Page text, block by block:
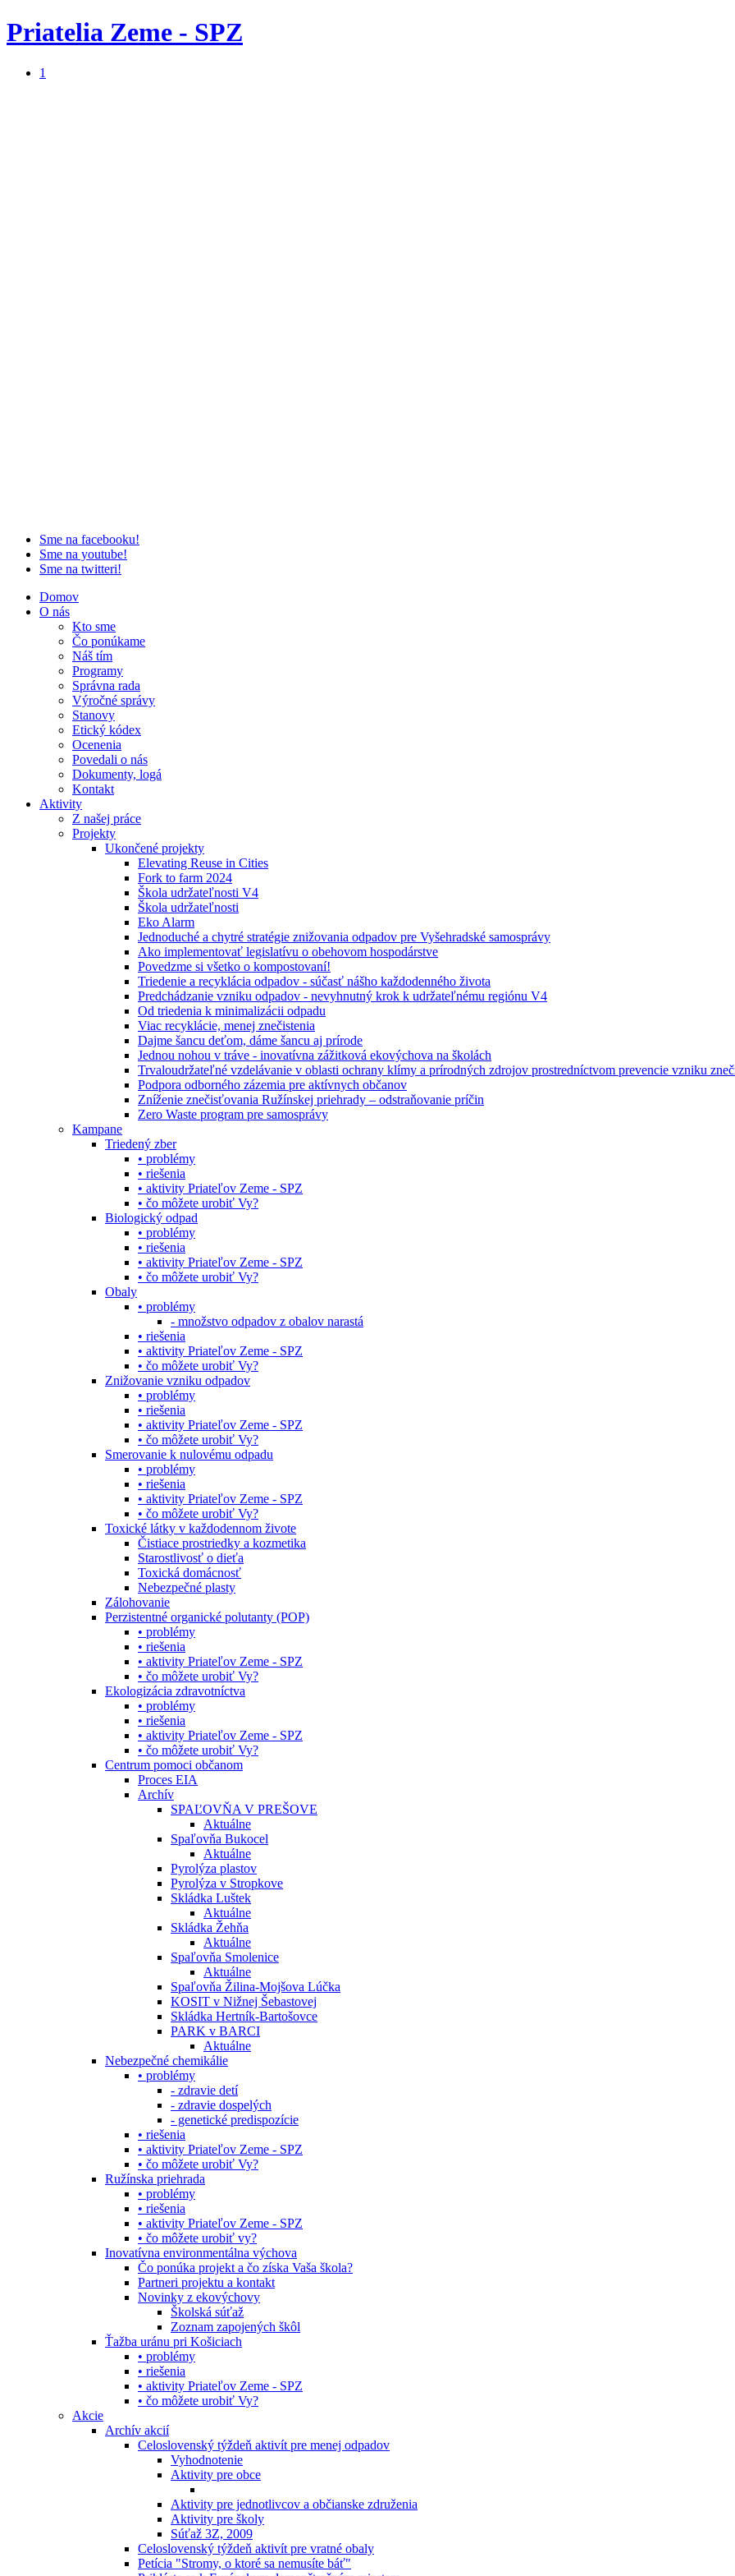
Priatelia Zeme - SPZ
1
Sme na facebooku!
Sme na youtube!
Sme na twitteri!
Domov
O nás
Kto sme
Čo ponúkame
Náš tím
Programy
Správna rada
Výročné správy
Stanovy
Etický kódex
Ocenenia
Povedali o nás
Dokumenty, logá
Kontakt
Aktivity
Z našej práce
Projekty
Ukončené projekty
Elevating Reuse in Cities
Fork to farm 2024
Škola udržateľnosti V4
Škola udržateľnosti
Eko Alarm
Jednoduché a chytré stratégie znižovania odpadov pre Vyšehradské samosprávy
Ako implementovať legislatívu o obehovom hospodárstve
Povedzme si všetko o kompostovaní!
Triedenie a recyklácia odpadov - súčasť nášho každodenného života
Predchádzanie vzniku odpadov - nevyhnutný krok k udržateľnému regiónu V4
Od triedenia k minimalizácii odpadu
Viac recyklácie, menej znečistenia
Dajme šancu deťom, dáme šancu aj prírode
Jednou nohou v tráve - inovatívna zážitková ekovýchova na školách
Trvaloudržateľné vzdelávanie v oblasti ochrany klímy a prírodných zdrojov prostredníctvom prevencie vzniku
Podpora odborného zázemia pre aktívnych občanov
Zníženie znečisťovania Ružínskej priehrady – odstraňovanie príčin
Zero Waste program pre samosprávy
Kampane
Triedený zber
• problémy
• riešenia
• aktivity Priateľov Zeme - SPZ
• čo môžete urobiť Vy?
Biologický odpad
• problémy
• riešenia
• aktivity Priateľov Zeme - SPZ
• čo môžete urobiť Vy?
Obaly
• problémy
- množstvo odpadov z obalov narastá
• riešenia
• aktivity Priateľov Zeme - SPZ
• čo môžete urobiť Vy?
Znižovanie vzniku odpadov
• problémy
• riešenia
• aktivity Priateľov Zeme - SPZ
• čo môžete urobiť Vy?
Smerovanie k nulovému odpadu
• problémy
• riešenia
• aktivity Priateľov Zeme - SPZ
• čo môžete urobiť Vy?
Toxické látky v každodennom živote
Čistiace prostriedky a kozmetika
Starostlivosť o dieťa
Toxická domácnosť
Nebezpečné plasty
Zálohovanie
Perzistentné organické polutanty (POP)
• problémy
• riešenia
• aktivity Priateľov Zeme - SPZ
• čo môžete urobiť Vy?
Ekologizácia zdravotníctva
• problémy
• riešenia
• aktivity Priateľov Zeme - SPZ
• čo môžete urobiť Vy?
Centrum pomoci občanom
Proces EIA
Archív
SPAĽOVŇA V PREŠOVE
Aktuálne
Spaľovňa Bukocel
Aktuálne
Pyrolýza plastov
Pyrolýza v Stropkove
Skládka Luštek
Aktuálne
Skládka Žehňa
Aktuálne
Spaľovňa Smolenice
Aktuálne
Spaľovňa Žilina-Mojšova Lúčka
KOSIT v Nižnej Šebastovej
Skládka Hertník-Bartošovce
PARK v BARCI
Aktuálne
Nebezpečné chemikálie
• problémy
- zdravie detí
- zdravie dospelých
- genetické predispozície
• riešenia
• aktivity Priateľov Zeme - SPZ
• čo môžete urobiť Vy?
Ružínska priehrada
• problémy
• riešenia
• aktivity Priateľov Zeme - SPZ
• čo môžete urobiť vy?
Inovatívna environmentálna výchova
Čo ponúka projekt a čo získa Vaša škola?
Partneri projektu a kontakt
Novinky z ekovýchovy
Školská súťaž
Zoznam zapojených škôl
Ťažba uránu pri Košiciach
• problémy
• riešenia
• aktivity Priateľov Zeme - SPZ
• čo môžete urobiť Vy?
Akcie
Archív akcií
Celoslovenský týždeň aktivít pre menej odpadov
Vyhodnotenie
Aktivity pre obce
Aktivity pre jednotlivcov a občianske združenia
Aktivity pre školy
Súťaž 3Z, 2009
Celoslovenský týždeň aktivít pre vratné obaly
Petícia "Stromy, o ktoré sa nemusíte báť"